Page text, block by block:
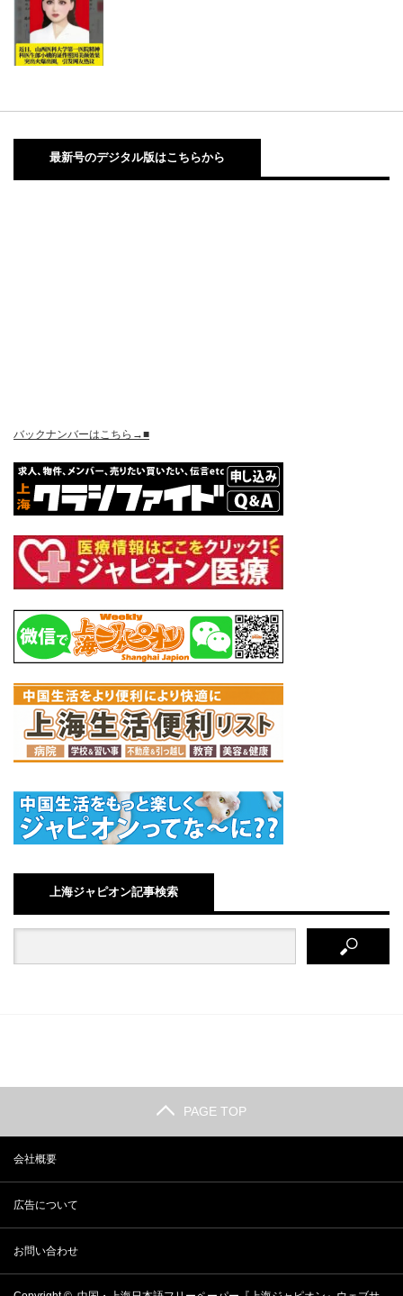
最新号のデジタル版はこちらから
バックナンバーはこちら→■
上海ジャピオン記事検索
PAGE TOP
会社概要
広告について
お問い合わせ